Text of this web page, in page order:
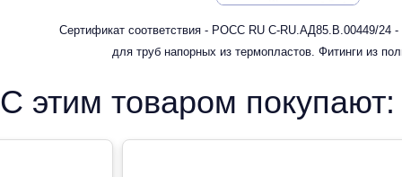
Сертификат соответствия - РОСС RU С-RU.АД85.В.00449/24
для труб напорных из термопластов. Фитинги из
отопления
С этим товаром покупают: